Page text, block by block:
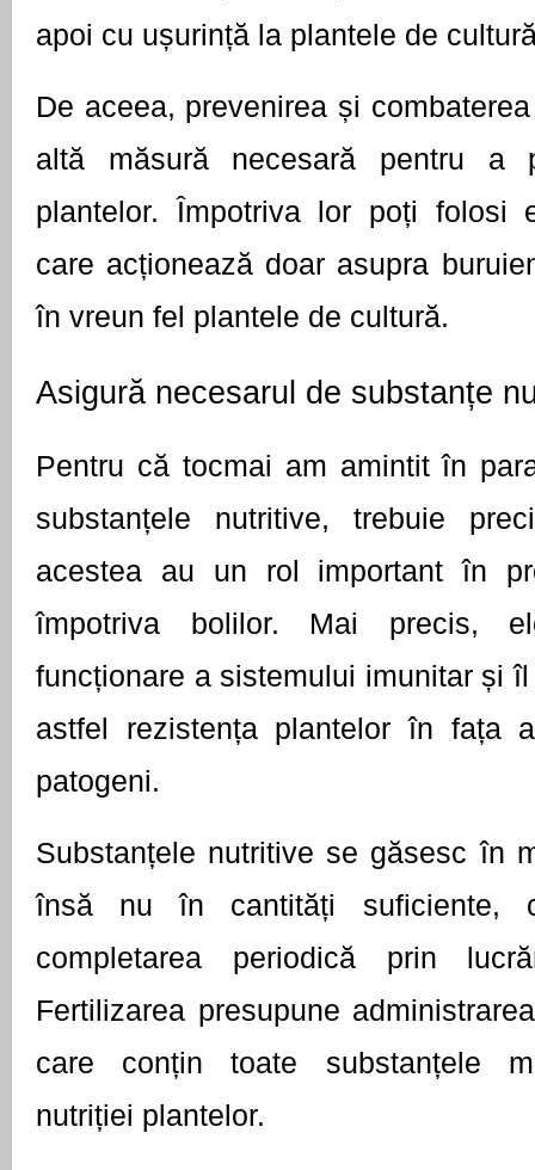
apoi cu ușurință la plantele de
De aceea, prevenirea și
altă măsură necesară pentru a
plantelor. Împotriva lor poți folosi
care acționează doar asupra
în vreun fel plantele de cultură.
Asigură necesarul de substanțe
Pentru că tocmai am amintit în
substanțele nutritive, trebuie
acestea au un rol important în
împotriva bolilor. Mai precis,
funcționare a sistemului imunitar și
astfel rezistența plantelor în fața
patogeni.
Substanțele nutritive se găsesc în
însă nu în cantități suficiente,
completarea periodică prin
Fertilizarea presupune
care conțin toate substanțele
nutriției plantelor.